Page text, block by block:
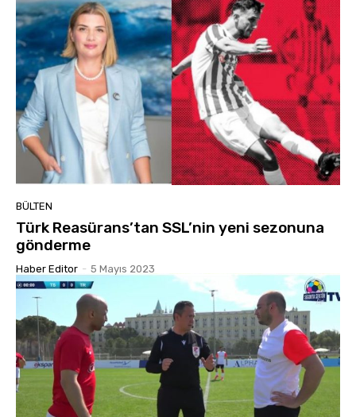
BÜLTEN
Türk Reasürans’tan SSL’nin yeni sezonuna
gönderme
Haber Editor - 5 Mayıs 2023